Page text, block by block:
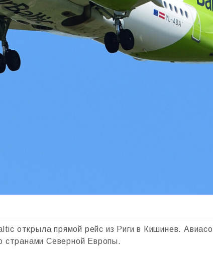
открыла прямой рейс из Риги в Кишинев.
странами Северной Европы.